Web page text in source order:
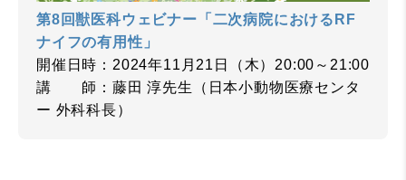
第8回獣医科ウェビナー「二次病院におけるRF
ナイフの有用性」
開催日時：2024年11月21日（木）20:00～21:00
講 師：藤田 淳先生（日本小動物医療センタ
ー 外科科長）